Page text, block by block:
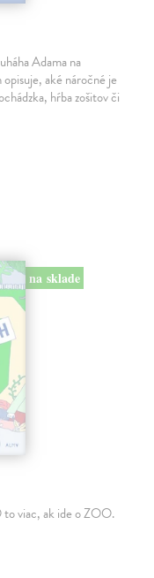
Adama na
aké náročné je
hŕba zošitov či
na sklade
to viac, ak ide o ZOO.